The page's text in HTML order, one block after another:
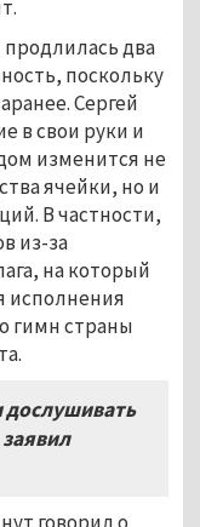
два
поскольку
Сергей
в свои руки и
изменится не
ячейки, но и
В частности,
из-за
на который
исполнения
гимн страны
дослушивать